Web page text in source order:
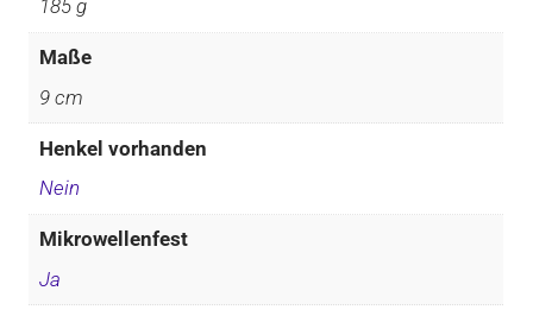
185 g
Maße
9 cm
Henkel vorhanden
Nein
Mikrowellenfest
Ja